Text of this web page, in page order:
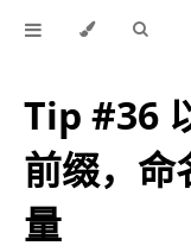
Tip #36
前缀，命
量